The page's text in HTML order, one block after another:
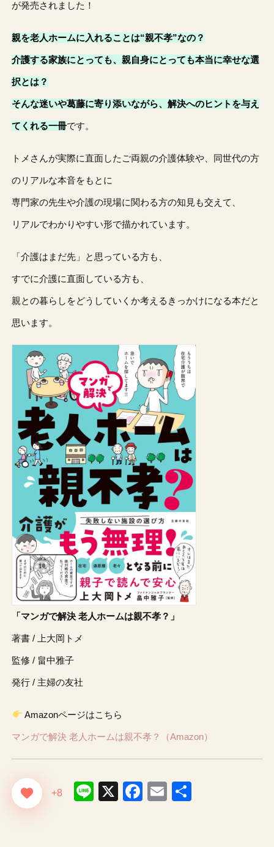
が発売されました！
親を老人ホームに入れることは“親不孝”なの？
介護する家族にとっても、親自身にとっても本当に幸せな選
択とは？
そんな迷いや葛藤に寄り添いながら、解決へのヒントを与え
てくれる一冊です。
トメさんが実際に直面したご両親の介護体験や、同世代の方
のリアルな本音をもとに
専門家の先生や介護の現場に関わる方の知見も交えて、
リアルでわかりやすい形で描かれています。
「介護はまだ先」と思っている方も、
すでに介護に直面している方も、
親との暮らしをどうしていくか考えるきっかけになる本だと
思います。
「マンガで解決 老人ホームは親不孝？」
著書 / 上大岡トメ
監修 / 畠中雅子
発行 / 主婦の友社
Amazonページはこちら
マンガで解決 老人ホームは親不孝？（Amazon）
+8 Line
X Facebook
Email